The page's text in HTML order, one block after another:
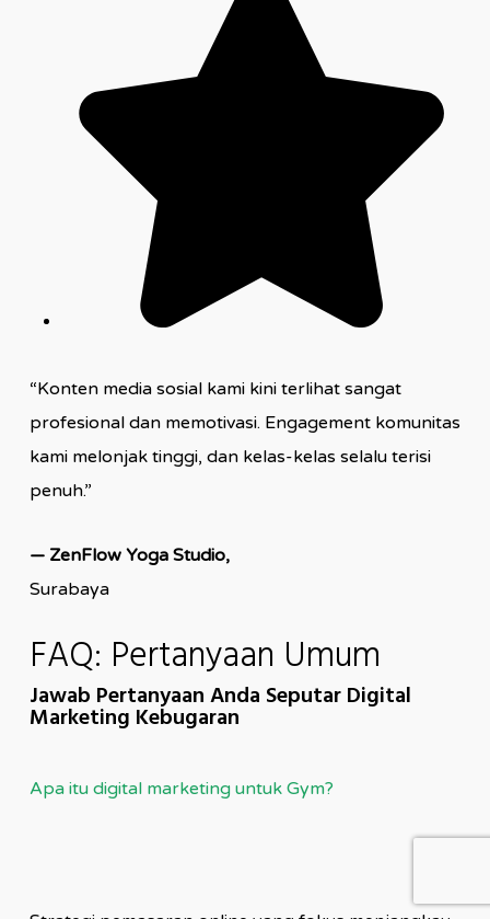
“Konten media sosial kami kini terlihat sangat
profesional dan memotivasi. Engagement komunitas
kami melonjak tinggi, dan kelas-kelas selalu terisi
penuh.”
— ZenFlow Yoga Studio,
Surabaya
FAQ: Pertanyaan Umum
Jawab Pertanyaan Anda Seputar Digital
Marketing Kebugaran
Apa itu digital marketing untuk Gym?